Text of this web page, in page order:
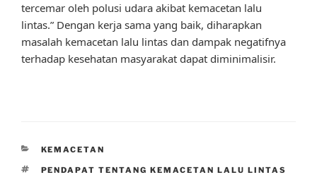
tercemar oleh polusi udara akibat kemacetan lalu
lintas.” Dengan kerja sama yang baik, diharapkan
masalah kemacetan lalu lintas dan dampak negatifnya
terhadap kesehatan masyarakat dapat diminimalisir.
CATEGORIES
KEMACETAN
TAGS
PENDAPAT TENTANG KEMACETAN LALU LINTAS